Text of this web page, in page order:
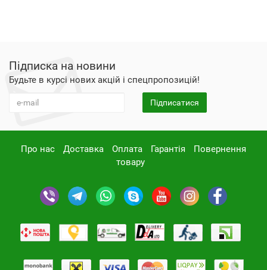
Підписка на новини
Будьте в курсі нових акцій і спецпропозицій!
Підписатися
Про нас Доставка Оплата Гарантія
Повернення
товару